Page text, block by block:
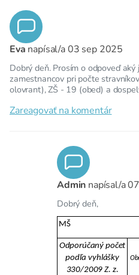
Eva napísal/a03 sep 2025
Dobrý deň. Prosím o odpoveď
zamestnancov pri počte
olovrant), ZŠ - 19 (obed) a
Zareagovať na komentár
Admin napísal/a
Dobrý deň,
MŠ
Odporúčaný počet
podľa vyhlášky
330/2009 Z. z.